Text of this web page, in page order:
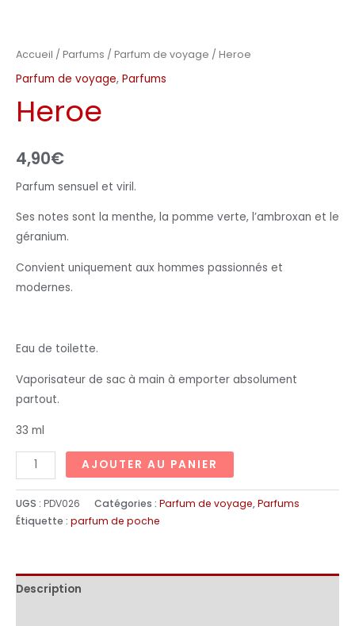
Accueil / Parfums / Parfum de voyage / Heroe
Parfum de voyage, Parfums
Heroe
4,90€
Parfum sensuel et viril.
Ses notes sont la menthe, la pomme verte, l’ambroxan et le
géranium.
Convient uniquement aux hommes passionnés et
modernes.
Eau de toilette.
Vaporisateur de sac à main à emporter absolument
partout.
33 ml
AJOUTER AU PANIER
UGS : PDV026 Catégories : Parfum de voyage,Parfums
Étiquette : parfum de poche
Description